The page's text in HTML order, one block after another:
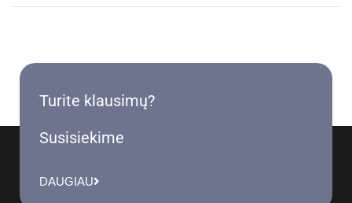
Turite klausimų?
Susisiekime
DAUGIAU